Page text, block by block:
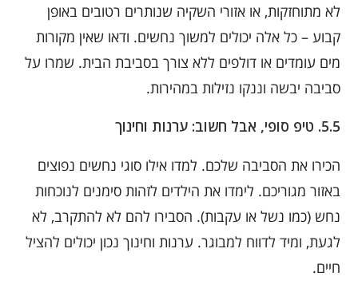
לא מתוחזקות, או אזורי השקיה שנותרים רטובים באופן
קבוע – כל אלה יכולים למשוך נחשים. ודאו שאין מקורות
מים עומדים או דולפים ללא צורך בסביבת הבית. שמרו על
סביבה יבשה וננקו נזילות במהירות.
5.5. טיפ סופי, אבל חשוב: ערנות וחינוך
הכירו את הסביבה שלכם. למדו אילו סוגי נחשים נפוצים
באזור מגוריכם. לימדו את הילדים לזהות סימנים לנוכחות
נחש (כמו נשל או עקבות). הסבירו להם לא להתקרב, לא
לגעת, ומיד לדווח למבוגר. ערנות וחינוך נכון יכולים להציל
חיים.